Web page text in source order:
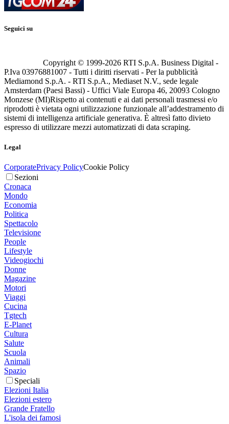
Seguici su
Copyright © 1999-2026 RTI S.p.A. Business Digital -
P.Iva 03976881007 - Tutti i diritti riservati - Per la pubblicità
Mediamond S.p.A. - RTI S.p.A., Mediaset N.V., sede legale
Amsterdam (Paesi Bassi) - Uffici Viale Europa 46, 20093 Cologno
Monzese (MI)Rispetto ai contenuti e ai dati personali trasmessi e/o
riprodotti è vietata ogni utilizzazione funzionale all’addestramento di
sistemi di intelligenza artificiale generativa. È altresì fatto divieto
espresso di utilizzare mezzi automatizzati di data scraping.
Legal
CorporatePrivacy PolicyCookie Policy
Sezioni
Cronaca
Mondo
Economia
Politica
Spettacolo
Televisione
People
Lifestyle
Videogiochi
Donne
Magazine
Motori
Viaggi
Cucina
Tgtech
E-Planet
Cultura
Salute
Scuola
Animali
Spazio
Speciali
Elezioni Italia
Elezioni estero
Grande Fratello
L'isola dei famosi